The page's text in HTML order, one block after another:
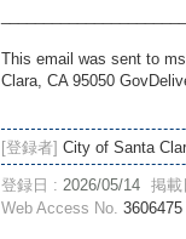
This email was sent to
Clara, CA 95050
[登録者] City of Santa
登録日 : 2026/05/14 掲載
Web Access No. 3606475